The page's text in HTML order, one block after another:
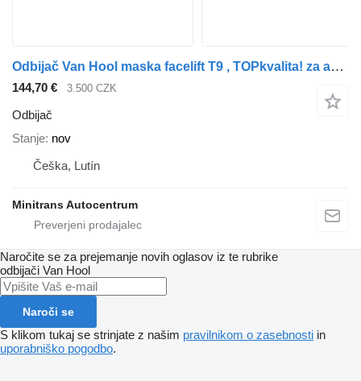
Odbijač Van Hool maska facelift T9 , TOPkvalita! za avtobus Van Hool T9
144,70 € 3.500 CZK
Odbijač
Stanje nov
Češka, Lutín
Minitrans Autocentrum
Naročite se za prejemanje novih oglasov iz te rubrike
odbijači Van Hool
Naroči se
S klikom tukaj se strinjate z našim pravilnikom o zasebnosti in
uporabniško pogodbo.